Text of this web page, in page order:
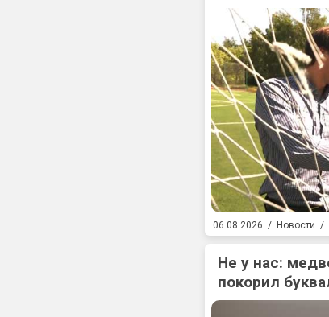
06.08.2026 / Новости /
Не у нас:
покорил